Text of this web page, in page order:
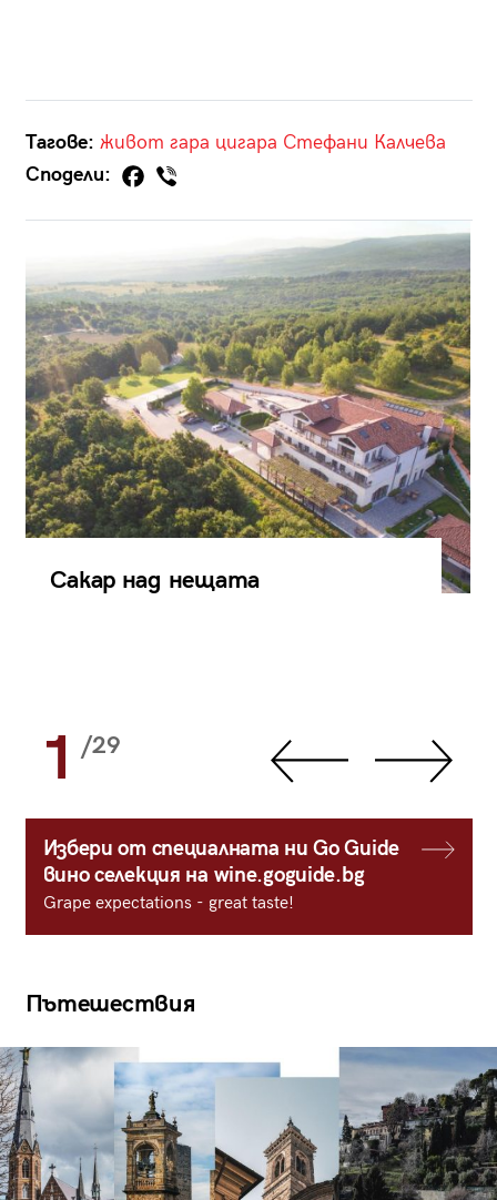
Тагове: живот гара цигара Стефани Калчева
Сподели:
Сакар над нещата
1 /29
Избери от специалната ни Go Guide
вино селекция на wine.goguide.bg
Grape expectations - great taste!
Пътешествия